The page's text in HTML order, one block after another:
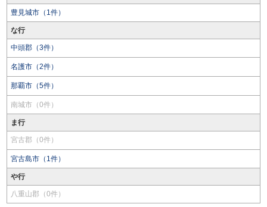
豊見城市（1件）
な行
中頭郡（3件）
名護市（2件）
那覇市（5件）
南城市（0件）
ま行
宮古郡（0件）
宮古島市（1件）
や行
八重山郡（0件）